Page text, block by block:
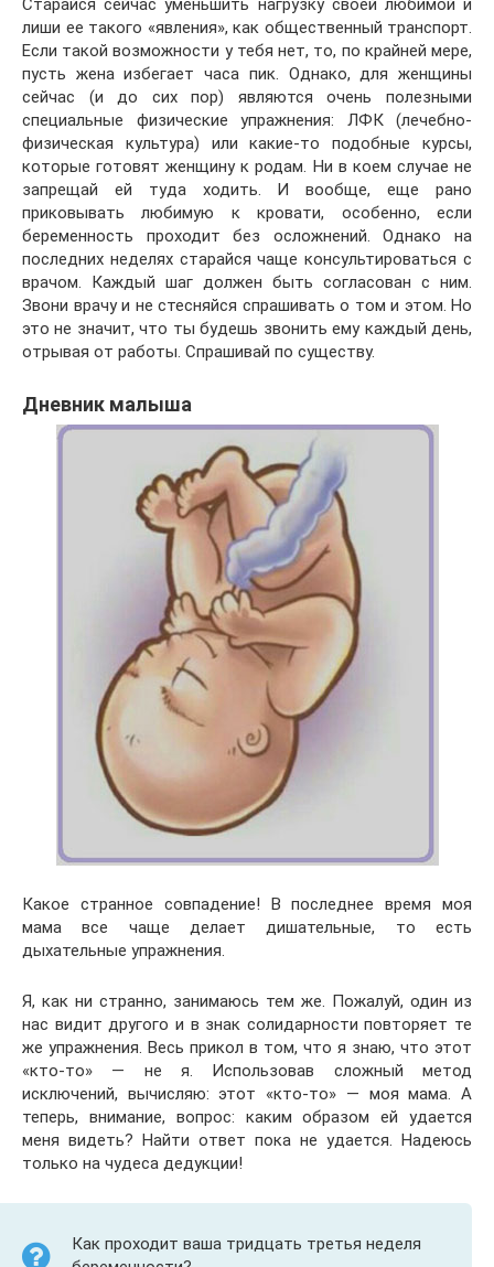
Старайся сейчас уменьшить нагрузку своей любимой и
лиши ее такого «явления», как общественный транспорт.
Если такой возможности у тебя нет, то, по крайней мере,
пусть жена избегает часа пик. Однако, для женщины
сейчас (и до сих пор) являются очень полезными
специальные физические упражнения: ЛФК (лечебно-
физическая культура) или какие-то подобные курсы,
которые готовят женщину к родам. Ни в коем случае не
запрещай ей туда ходить. И вообще, еще рано
приковывать любимую к кровати, особенно, если
беременность проходит без осложнений. Однако на
последних неделях старайся чаще консультироваться с
врачом. Каждый шаг должен быть согласован с ним.
Звони врачу и не стесняйся спрашивать о том и этом. Но
это не значит, что ты будешь звонить ему каждый день,
отрывая от работы. Спрашивай по существу.
Дневник малыша
Какое странное совпадение! В последнее время моя
мама все чаще делает дишательные, то есть
дыхательные упражнения.
Я, как ни странно, занимаюсь тем же. Пожалуй, один из
нас видит другого и в знак солидарности повторяет те
же упражнения. Весь прикол в том, что я знаю, что этот
«кто-то» — не я. Использовав сложный метод
исключений, вычисляю: этот «кто-то» — моя мама. А
теперь, внимание, вопрос: каким образом ей удается
меня видеть? Найти ответ пока не удается. Надеюсь
только на чудеса дедукции!
Как проходит ваша тридцать третья неделя